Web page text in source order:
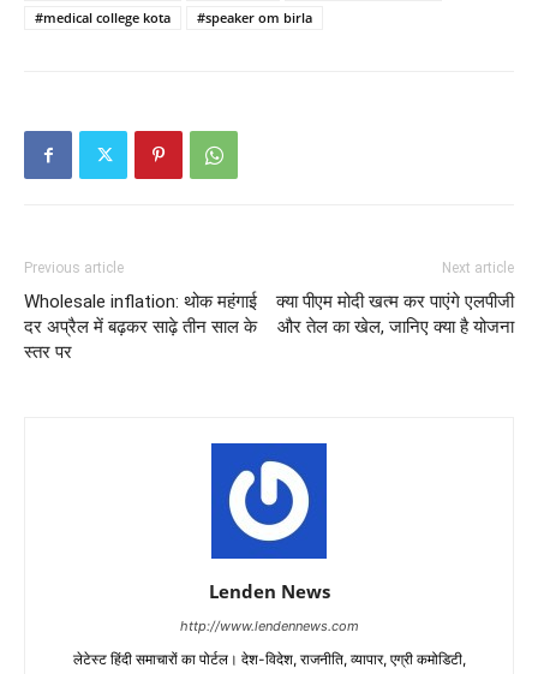
#medical college kota
#speaker om birla
Previous article
Wholesale inflation: थोक महंगाई
दर अप्रैल में बढ़कर साढ़े तीन साल के
स्तर पर
Next article
क्या पीएम मोदी खत्म कर पाएंगे एलपीजी
और तेल का खेल, जानिए क्या है योजना
Lenden News
http://www.lendennews.com
लेटेस्ट हिंदी समाचारों का पोर्टल। देश-विदेश, राजनीति, व्यापार, एग्री कमोडिटी,